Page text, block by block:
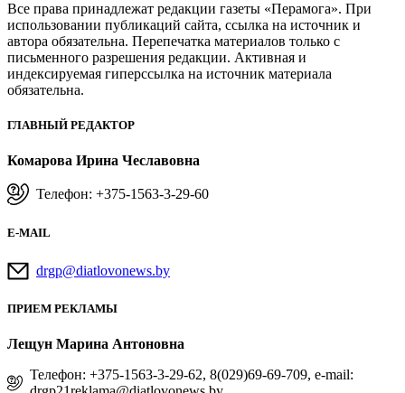
Все права принадлежат редакции газеты «Перамога». При
использовании публикаций сайта, ссылка на источник и
автора обязательна. Перепечатка материалов только с
письменного разрешения редакции. Активная и
индексируемая гиперссылка на источник материала
обязательна.
ГЛАВНЫЙ РЕДАКТОР
Комарова Ирина Чеславовна
Телефон: +375-1563-3-29-60
E-MAIL
drgp@diatlovonews.by
ПРИЕМ РЕКЛАМЫ
Лещун Марина Антоновна
Телефон: +375-1563-3-29-62, 8(029)69-69-709, e-mail: